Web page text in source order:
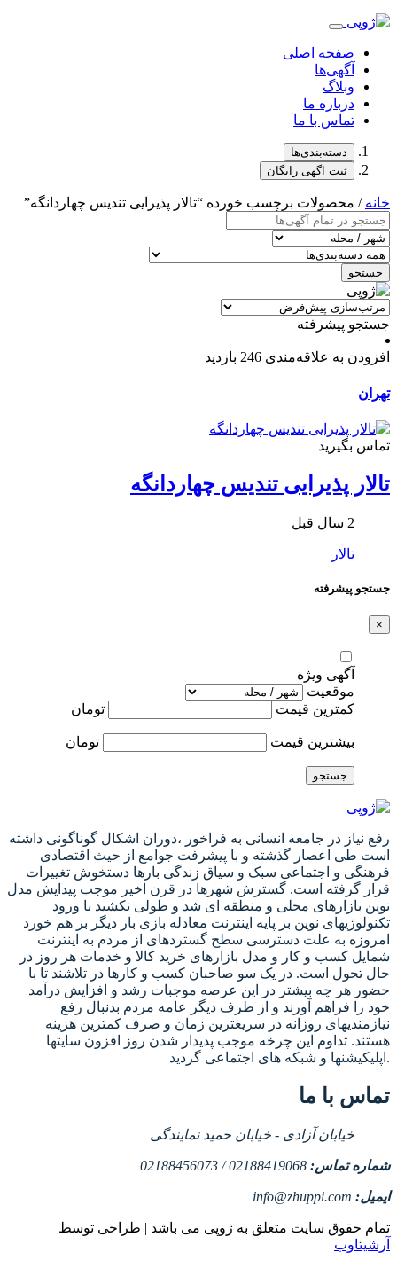
صفحه اصلی
آگهی‌ها
وبلاگ
درباره ما
تماس با ما
دسته‌بندی‌ها
ثبت اگهی رایگان
خانه / محصولات برچسب خورده “تالار پذیرایی تندیس چهاردانگه”
جستجو
جستجو پیشرفته
افزودن به علاقه‌مندی 246 بازدید
تهران
تماس بگیرید
تالار پذیرایی تندیس چهاردانگه
2 سال قبل
تالار
جستجو پیشرفته
×
آگهی ویژه
موقعیت
کمترین قیمت
تومان
بیشترین قیمت تومان
جستجو
رفع نیاز در جامعه انسانی به فراخور ،دوران اشکال گوناگونی داشته
است طی اعصار گذشته و با پیشرفت جوامع از حیث اقتصادی
فرهنگی و اجتماعی سبک و سیاق زندگی بارها دستخوش تغییرات
قرار گرفته است. گسترش شهرها در قرن اخیر موجب پیدایش مدل
نوین بازارهای محلی و منطقه ای شد و طولی نکشید با ورود
تکنولوژیهای نوین بر پایه اینترنت معادله بازی بار دیگر بر هم خورد
امروزه به علت دسترسی سطح گستردهای از مردم به اینترنت
شمایل کسب و کار و مدل بازارهای خرید کالا و خدمات هر روز در
حال تحول است. در یک سو صاحبان کسب و کارها در تلاشند تا با
حضور هر چه بیشتر در این عرصه موجبات رشد و افزایش درآمد
خود را فراهم آورند و از طرف دیگر عامه مردم بدنبال رفع
نیازمندیهای روزانه در سریعترین زمان و صرف کمترین هزینه
هستند. تداوم این چرخه موجب پدیدار شدن روز افزون سایتها
اپلیکیشنها و شبکه های اجتماعی گردید.
تماس با ما
خیابان آزادی - خیابان حمید نمایندگی
شماره تماس: 02188419068 / 02188456073
ایمیل: info@zhuppi.com
تمام حقوق سایت متعلق به ژوپی می باشد | طراحی توسط
آرشیتاوب